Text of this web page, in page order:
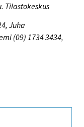
Tilastokeskus
Juha
(09) 1734 3434,